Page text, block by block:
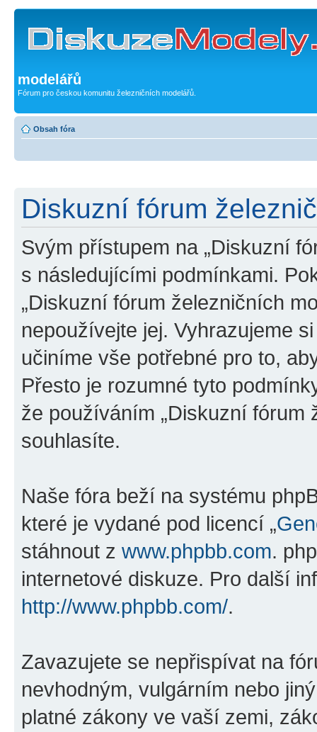
modelářů
Fórum pro českou komunitu železničních modelářů.
Obsah fóra
Diskuzní fórum
Svým přístupem na „Diskuzní
s následujícími podmínkami.
„Diskuzní fórum železničních
nepoužívejte jej. Vyhrazujeme
učiníme vše potřebné pro to,
Přesto je rozumné tyto
že používáním „Diskuzní fórum
souhlasíte.
Naše fóra beží na systému
které je vydané pod licencí „
stáhnout z www.phpbb.com.
internetové diskuze. Pro další
http://www.phpbb.com/.
Zavazujete se nepřispívat na
nevhodným, vulgárním nebo
platné zákony ve vaší zemi,